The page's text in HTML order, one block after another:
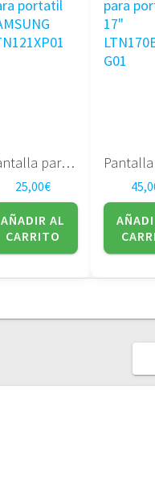
Pantalla para portatil SAMSUNG LTN121XP01
25,00€
AÑADIR AL
CARRITO